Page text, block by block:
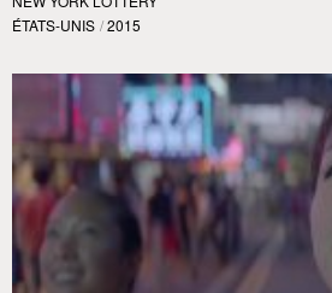
ÉTATS-UNIS / 2015